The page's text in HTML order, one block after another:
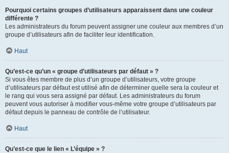
Pourquoi certains groupes d’utilisateurs apparaissent dans une couleur
différente ?
Les administrateurs du forum peuvent assigner une couleur aux membres d’un
groupe d’utilisateurs afin de faciliter leur identification.
Haut
Qu’est-ce qu’un « groupe d’utilisateurs par défaut » ?
Si vous êtes membre de plus d’un groupe d’utilisateurs, votre groupe
d’utilisateurs par défaut est utilisé afin de déterminer quelle sera la couleur et
le rang qui vous sera assigné par défaut. Les administrateurs du forum
peuvent vous autoriser à modifier vous-même votre groupe d’utilisateurs par
défaut depuis le panneau de contrôle de l’utilisateur.
Haut
Qu’est-ce que le lien « L’équipe » ?